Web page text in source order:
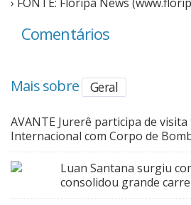
Comentários
Mais sobre Geral
AVANTE Jurerê participa de
Internacional com Corpo de
Luan Santana surgiu
consolidou grande